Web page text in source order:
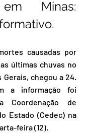
Minas:
causadas por
últimas chuvas no
Gerais, chegou a 24.
a informação foi
Coordenação de
Estado (Cedec) na
feira (12).